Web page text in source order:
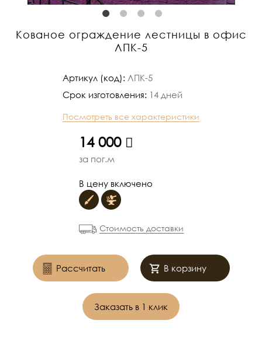
Кованое ограждение лестницы в офис
ЛПК-5
Артикул (код): ЛПК-5
Срок изготовления: 14 дней
Посмотреть все характеристики
14 000
руб.
за пог.м
В цену включено
Стоимость доставки
Рассчитать В корзину
Заказать в 1 клик